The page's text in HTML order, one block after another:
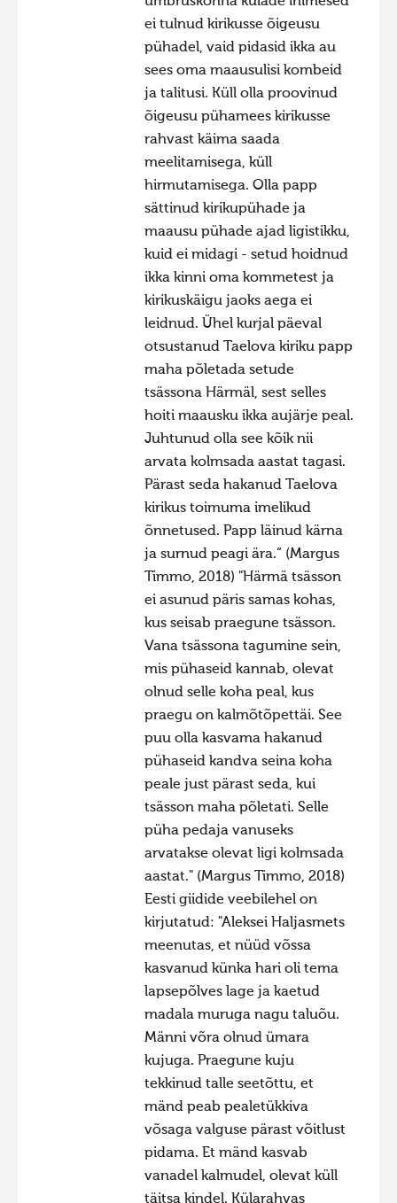
ei tulnud kirikusse õigeusu
pühadel, vaid pidasid ikka au
sees oma maausulisi kombeid
ja talitusi. Küll olla proovinud
õigeusu pühamees kirikusse
rahvast käima saada
meelitamisega, küll
hirmutamisega. Olla papp
sättinud kirikupühade ja
maausu pühade ajad ligistikku,
kuid ei midagi - setud hoidnud
ikka kinni oma kommetest ja
kirikuskäigu jaoks aega ei
leidnud. Ühel kurjal päeval
otsustanud Taelova kiriku papp
maha põletada setude
tsässona Härmäl, sest selles
hoiti maausku ikka aujärje peal.
Juhtunud olla see kõik nii
arvata kolmsada aastat tagasi.
Pärast seda hakanud Taelova
kirikus toimuma imelikud
õnnetused. Papp läinud kärna
ja surnud peagi ära.“ (Margus
Timmo, 2018) "Härmä tsässon
ei asunud päris samas kohas,
kus seisab praegune tsässon.
Vana tsässona tagumine sein,
mis pühaseid kannab, olevat
olnud selle koha peal, kus
praegu on kalmõtõpettäi. See
puu olla kasvama hakanud
pühaseid kandva seina koha
peale just pärast seda, kui
tsässon maha põletati. Selle
püha pedaja vanuseks
arvatakse olevat ligi kolmsada
aastat." (Margus Timmo, 2018)
Eesti giidide veebilehel on
kirjutatud: "Aleksei Haljasmets
meenutas, et nüüd võssa
kasvanud künka hari oli tema
lapsepõlves lage ja kaetud
madala muruga nagu taluõu.
Männi võra olnud ümara
kujuga. Praegune kuju
tekkinud talle seetõttu, et
mänd peab pealetükkiva
võsaga valguse pärast võitlust
pidama. Et mänd kasvab
vanadel kalmudel, olevat küll
täitsa kindel. Külarahvas